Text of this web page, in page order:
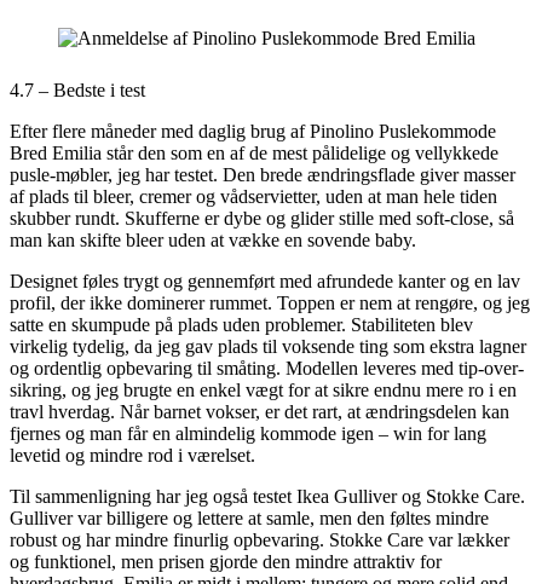
4.7 – Bedste i test
Efter flere måneder med daglig brug af Pinolino Puslekommode
Bred Emilia står den som en af de mest pålidelige og vellykkede
pusle-møbler, jeg har testet. Den brede ændringsflade giver masser
af plads til bleer, cremer og vådservietter, uden at man hele tiden
skubber rundt. Skufferne er dybe og glider stille med soft-close, så
man kan skifte bleer uden at vække en sovende baby.
Designet føles trygt og gennemført med afrundede kanter og en lav
profil, der ikke dominerer rummet. Toppen er nem at rengøre, og jeg
satte en skumpude på plads uden problemer. Stabiliteten blev
virkelig tydelig, da jeg gav plads til voksende ting som ekstra lagner
og ordentlig opbevaring til småting. Modellen leveres med tip-over-
sikring, og jeg brugte en enkel vægt for at sikre endnu mere ro i en
travl hverdag. Når barnet vokser, er det rart, at ændringsdelen kan
fjernes og man får en almindelig kommode igen – win for lang
levetid og mindre rod i værelset.
Til sammenligning har jeg også testet Ikea Gulliver og Stokke Care.
Gulliver var billigere og lettere at samle, men den føltes mindre
robust og har mindre finurlig opbevaring. Stokke Care var lækker
og funktionel, men prisen gjorde den mindre attraktiv for